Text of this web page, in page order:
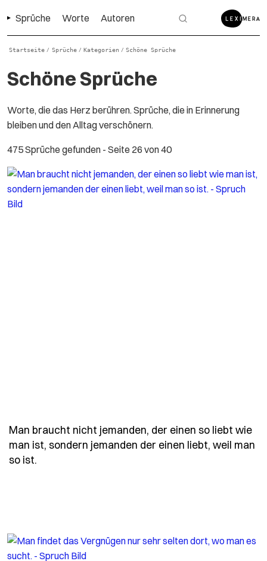
Sprüche Worte Autoren
Startseite / Sprüche / Kategorien / Schöne Sprüche
Schöne Sprüche
Worte, die das Herz berühren. Sprüche, die in Erinnerung
bleiben und den Alltag verschönern.
475 Sprüche gefunden - Seite 26 von 40
Man braucht nicht jemanden, der einen so liebt wie
man ist, sondern jemanden der einen liebt, weil man
so ist.